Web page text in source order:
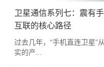
卫星通信系列七：震有
互联的核心路径
过去几年，“手机直连卫星”
实的产...